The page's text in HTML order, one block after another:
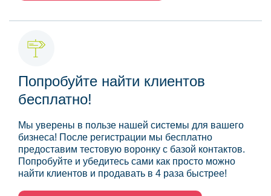
Попробуйте найти клиентов
бесплатно!
Мы уверены в пользе нашей системы для вашего
бизнеса! После регистрации мы бесплатно
предоставим тестовую воронку с базой контактов.
Попробуйте и убедитесь сами как просто можно
найти клиентов и продавать в 4 раза быстрее!